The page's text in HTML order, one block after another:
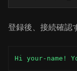
登録後、接続確認
Hi your-name!